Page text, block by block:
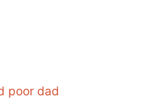
poor dad